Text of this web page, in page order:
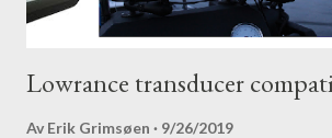
Lowrance transducer
Av Erik Grimsøen 9/26/2019